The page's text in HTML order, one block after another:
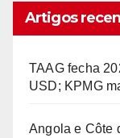
Artigos
TAAG fecha
USD; KPMG
Angola e Côte